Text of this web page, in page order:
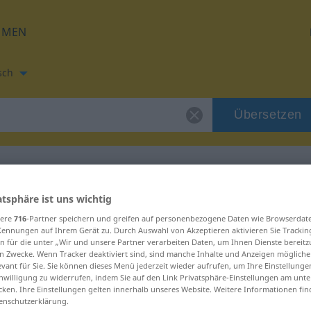
Übersetzen
für "potencialidade"
ist uns wichtig
716-Partner speichern und greifen auf personenbezogene Daten wie
auf Ihrem Gerät zu. Durch Auswahl von Akzeptieren aktivieren Sie
für die unter „Wir und unsere Partner verarbeiten Daten, um Ihnen Dienste
Zwecke. Wenn Tracker deaktiviert sind, sind manche Inhalte und Anzeigen
für Sie. Sie können dieses Menü jederzeit wieder aufrufen, um Ihre
zu widerrufen, indem Sie auf den Link Privatsphäre-Einstellungen am
Ihre Einstellungen gelten innerhalb unseres Website. Weitere Informationen